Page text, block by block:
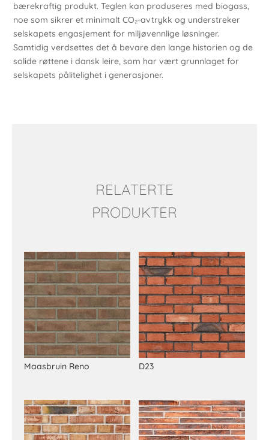
bærekraftig produkt. Teglen kan produseres med biogass,
noe som sikrer et minimalt CO₂-avtrykk og understreker
selskapets engasjement for miljøvennlige løsninger.
Samtidig verdsettes det å bevare den lange historien og de
solide røttene i dansk leire, som har vært grunnlaget for
selskapets pålitelighet i generasjoner.
RELATERTE
PRODUKTER
Maasbruin Reno D23